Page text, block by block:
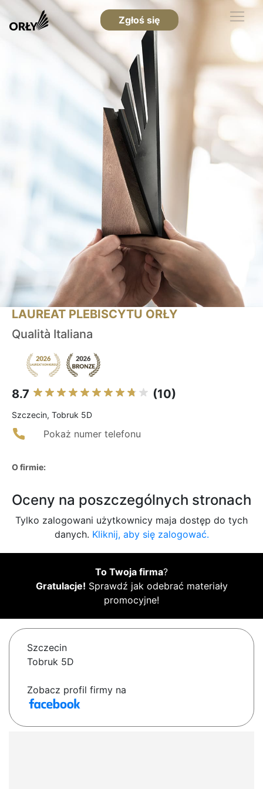
Zgłoś się
LAUREAT PLEBISCYTU ORŁY
Qualità Italiana
8.7 (10)
Szczecin, Tobruk 5D
Pokaż numer telefonu
O firmie:
Oceny na poszczególnych stronach
Tylko zalogowani użytkownicy maja dostęp do tych
danych. Kliknij, aby się zalogować.
To Twoja firma?
Gratulacje! Sprawdź jak odebrać materiały
promocyjne!
Szczecin
Tobruk 5D
Zobacz profil firmy na